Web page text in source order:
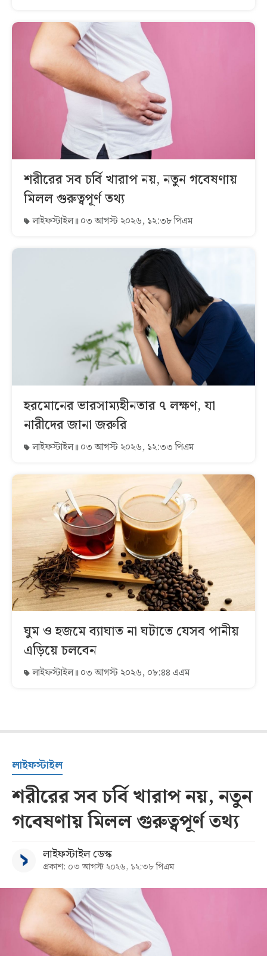
শরীরের সব চর্বি খারাপ নয়, নতুন গবেষণায়
মিলল গুরুত্বপূর্ণ তথ্য
লাইফস্টাইল ০৩ আগস্ট ২০২৬, ১২:৩৮ পিএম
হরমোনের ভারসাম্যহীনতার ৭ লক্ষণ, যা
নারীদের জানা জরুরি
লাইফস্টাইল ০৩ আগস্ট ২০২৬, ১২:৩৩ পিএম
ঘুম ও হজমে ব্যাঘাত না ঘটাতে যেসব পানীয়
এড়িয়ে চলবেন
লাইফস্টাইল ০৩ আগস্ট ২০২৬, ০৮:৪৪ এএম
লাইফস্টাইল
শরীরের সব চর্বি খারাপ নয়, নতুন
গবেষণায় মিলল গুরুত্বপূর্ণ তথ্য
লাইফস্টাইল ডেস্ক
প্রকাশ: ০৩ আগস্ট ২০২৬, ১২:৩৮ পিএম